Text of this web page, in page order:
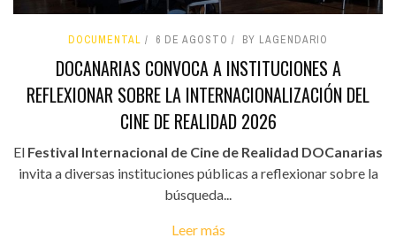
DOCUMENTAL 6 DE AGOSTO BY LAGENDARIO
DOCANARIAS CONVOCA A INSTITUCIONES A
REFLEXIONAR SOBRE LA INTERNACIONALIZACIÓN DEL
CINE DE REALIDAD 2026
El Festival Internacional de Cine de Realidad DOCanarias
invita a diversas instituciones públicas a reflexionar sobre la
búsqueda...
Leer más